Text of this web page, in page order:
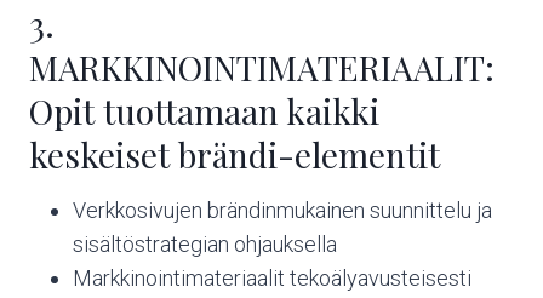
3.
MARKKINOINTIMATERIAALIT:
Opit tuottamaan kaikki
keskeiset brändi-elementit
Verkkosivujen brändinmukainen suunnittelu ja
sisältöstrategian ohjauksella
Markkinointimateriaalit tekoälyavusteisesti